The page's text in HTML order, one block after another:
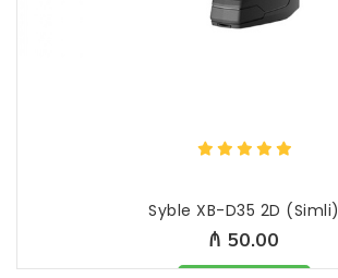
Syble XB-D35 2D (Simli)
₼ 50.00
Məhsul mövcüddur